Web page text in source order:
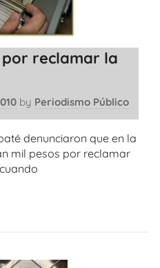
reclamar la
by Periodismo Público
denunciaron que en la
mil pesos por reclamar